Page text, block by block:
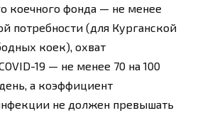
коечного фонда — не менее
потребности (для Курганской
коек), охват
19 — не менее 70 на 100
а коэффициент
не должен превышать